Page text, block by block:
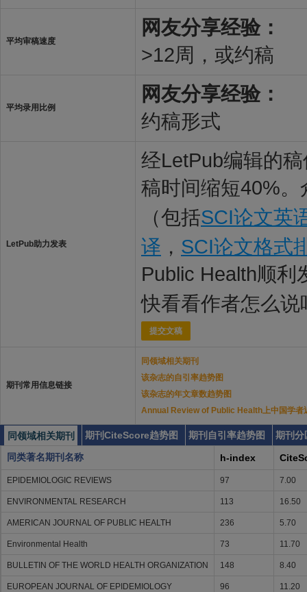
平均审稿速度
网友分享经验：
>12周，或约稿
平均录用比例
网友分享经验：
约稿形式
LetPub助力发表
经LetPub编辑的
稿时间缩短40%
（包括SCI论文英
译 ， SCI论文格式
Public Health顺利
快看看作者怎么说
提交文稿
期刊常用信息链接
同领域相关期刊
该杂志的自引率趋势图
该杂志的年文章数趋势图
Annual Review of Public Health上中国学者
同领域相关期刊 期刊CiteScore趋势图 期刊自引率趋势图
期刊分
同类著名期刊名称
h-index
EPIDEMIOLOGIC REVIEWS 97 7.00
ENVIRONMENTAL RESEARCH 113 16.50
AMERICAN JOURNAL OF PUBLIC HEALTH 236 5.70
Environmental Health 73 11.70
BULLETIN OF THE WORLD HEALTH ORGANIZATION 148 8.40
EUROPEAN JOURNAL OF EPIDEMIOLOGY 96 11.20